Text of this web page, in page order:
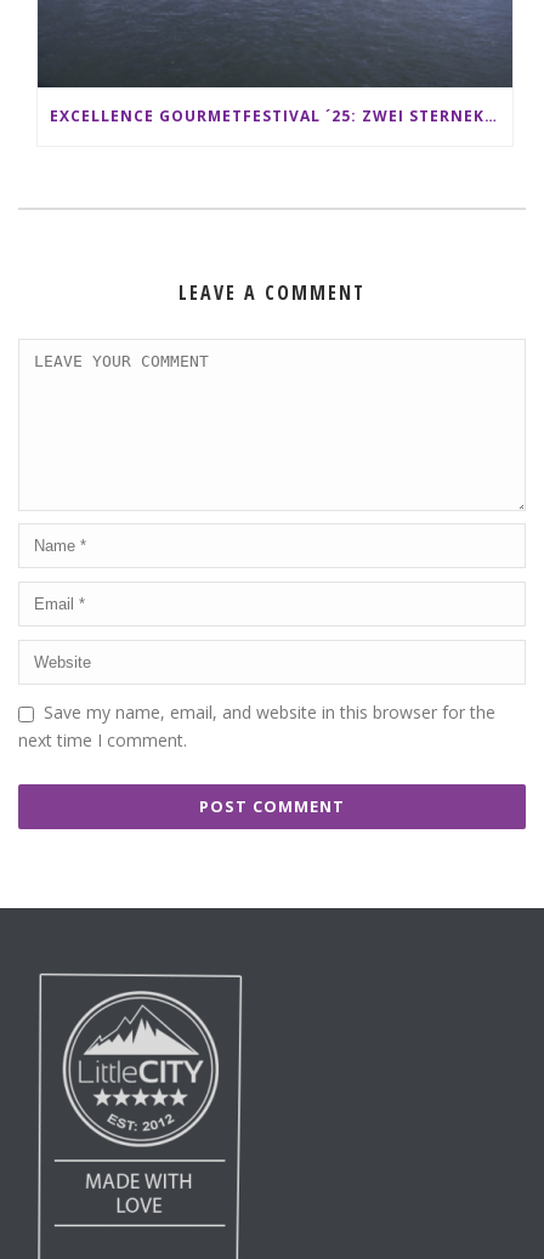
EXCELLENCE GOURMETFESTIVAL ´25: ZWEI STERNEKÖCHE ANTONIO GUIDA & DARIO MORESCO VERWÖHNEN IHRE GÄSTE AUF EINER LUXERIÖSEN SCHIFFSREISE
LEAVE A COMMENT
Save my name, email, and website in this browser for the
next time I comment.